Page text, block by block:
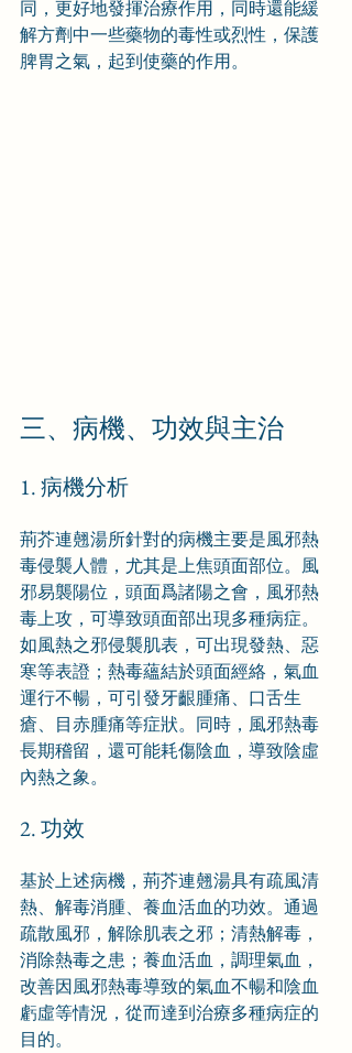
同，更好地發揮治療作用，同時還能緩
解方劑中一些藥物的毒性或烈性，保護
脾胃之氣，起到使藥的作用。
三、病機、功效與主治
1. 病機分析
荊芥連翹湯所針對的病機主要是風邪熱
毒侵襲人體，尤其是上焦頭面部位。風
邪易襲陽位，頭面爲諸陽之會，風邪熱
毒上攻，可導致頭面部出現多種病症。
如風熱之邪侵襲肌表，可出現發熱、惡
寒等表證；熱毒蘊結於頭面經絡，氣血
運行不暢，可引發牙齦腫痛、口舌生
瘡、目赤腫痛等症狀。同時，風邪熱毒
長期稽留，還可能耗傷陰血，導致陰虛
內熱之象。
2. 功效
基於上述病機，荊芥連翹湯具有疏風清
熱、解毒消腫、養血活血的功效。通過
疏散風邪，解除肌表之邪；清熱解毒，
消除熱毒之患；養血活血，調理氣血，
改善因風邪熱毒導致的氣血不暢和陰血
虧虛等情況，從而達到治療多種病症的
目的。